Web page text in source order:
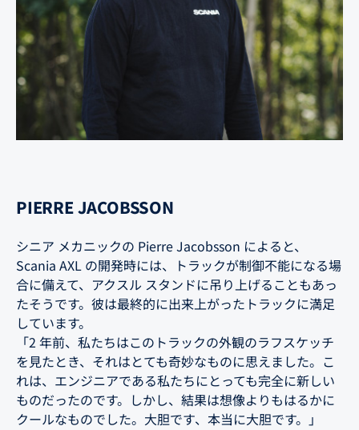
PIERRE JACOBSSON
シニア メカニックの Pierre Jacobsson によると、
Scania AXL の開発時には、トラックが制御不能になる場
合に備えて、アクスル スタンドに吊り上げることもあっ
たそうです。彼は最終的に出来上がったトラックに満足
しています。
「2 年前、私たちはこのトラックの外観のラフスケッチ
を見たとき、それはとても奇妙なものに思えました。こ
れは、エンジニアである私たちにとっても完全に新しい
ものだったのです。しかし、結果は想像よりもはるかに
クールなものでした。大胆です、本当に大胆です。」